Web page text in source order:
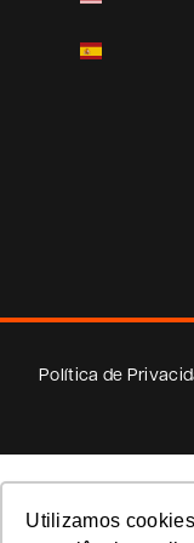
Utilizamos
Política de